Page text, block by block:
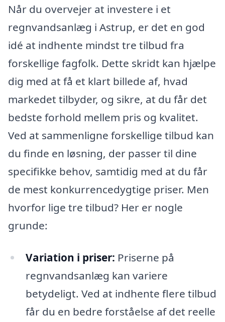
Når du overvejer at investere i et
regnvandsanlæg i Astrup, er det en god
idé at indhente mindst tre tilbud fra
forskellige fagfolk. Dette skridt kan hjælpe
dig med at få et klart billede af, hvad
markedet tilbyder, og sikre, at du får det
bedste forhold mellem pris og kvalitet.
Ved at sammenligne forskellige tilbud kan
du finde en løsning, der passer til dine
specifikke behov, samtidig med at du får
de mest konkurrencedygtige priser. Men
hvorfor lige tre tilbud? Her er nogle
grunde:
Variation i priser: Priserne på
regnvandsanlæg kan variere
betydeligt. Ved at indhente flere tilbud
får du en bedre forståelse af det reelle